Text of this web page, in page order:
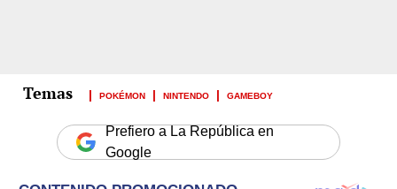
POKÉMON NINTENDO GAMEBOY
Prefiero a La República en
Google